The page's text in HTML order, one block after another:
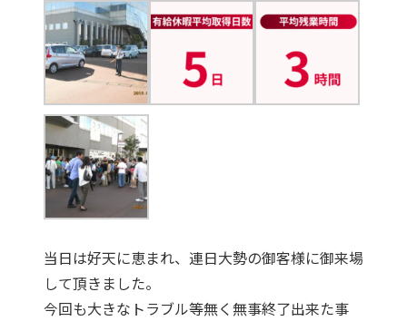
当日は好天に恵まれ、連日大勢の御客様に御来場
して頂きました。
今回も大きなトラブル等無く無事終了出来た事